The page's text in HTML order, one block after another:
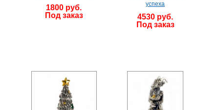
1800 руб.
Под заказ
успеха
4530 руб.
Под заказ